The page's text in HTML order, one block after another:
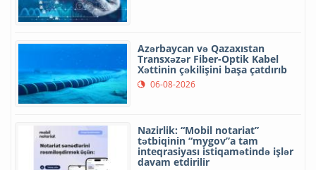
Azərbaycan və Qazaxıstan
Transxəzər Fiber-Optik Kabel
Xəttinin çəkilişini başa çatdırıb
06-08-2026
Nazirlik: “Mobil notariat”
tətbiqinin “mygov”a tam
inteqrasiyası istiqamətində işlər
davam etdirilir